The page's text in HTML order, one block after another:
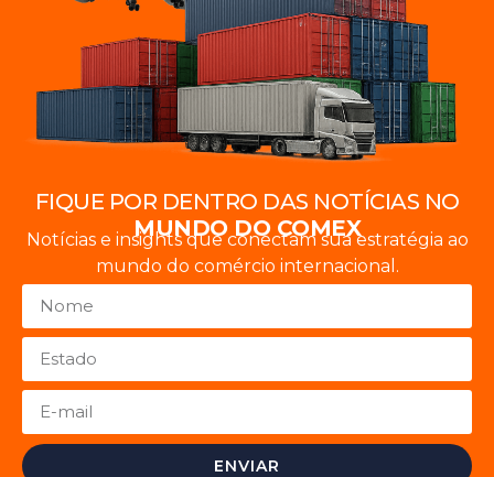
FIQUE POR DENTRO DAS NOTÍCIAS NO
MUNDO DO COMEX
Notícias e insights que conectam sua estratégia ao
mundo do comércio internacional.
ENVIAR